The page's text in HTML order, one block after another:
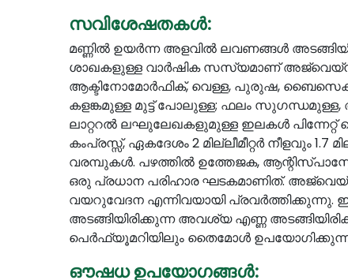
സവിശേഷതകൾ:
മണ്ണിൽ ഉയർന്ന അളവിൽ ലവണങ്ങൾ
ശാഖകളുള്ള വാർഷിക സസ്യമാണ് അജ്‌വെയ്ൻ.
ആക്ടിനോമോർഫിക്, വെള്ള, പുരുഷ,
കളങ്കമുള്ള മുട്ട് പോലുള്ള; ഫലം സുഗന്ധമുള്ള,
ലാറ്ററൽ ലഘുലേഖകളുമുള്ള ഇലകൾ പിന്നേറ്റ്
കംപ്രസ്സ്, ഏകദേശം 2 മില്ലീമീറ്റർ നീളവും
വരമ്പുകൾ. പഴത്തിൽ ഉത്തേജക,
ഒരു പ്രധാന പരിഹാര ഘടകമാണിത്.
വയറുവേദന എന്നിവയായി
അടങ്ങിയിരിക്കുന്ന അവശ്യ എണ്ണ
പെർഫ്യൂമറിയിലും തൈമോൾ
ഔഷധ ഉപയോഗങ്ങൾ: